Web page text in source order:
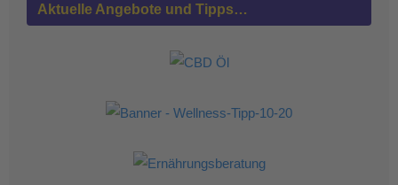
Aktuelle Angebote und Tipps…